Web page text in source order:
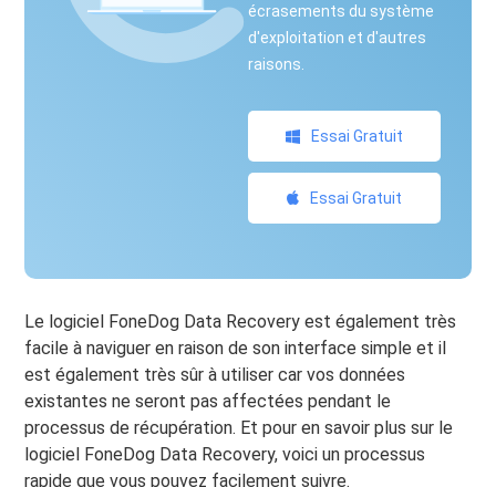
écrasements du système
d'exploitation et d'autres
raisons.
Essai Gratuit
Essai Gratuit
Le logiciel FoneDog Data Recovery est également très
facile à naviguer en raison de son interface simple et il
est également très sûr à utiliser car vos données
existantes ne seront pas affectées pendant le
processus de récupération. Et pour en savoir plus sur le
logiciel FoneDog Data Recovery, voici un processus
rapide que vous pouvez facilement suivre.